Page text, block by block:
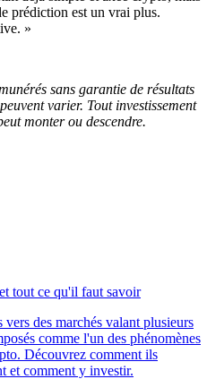
prédiction est un vrai plus.
»
sans garantie de résultats
varier. Tout investissement
monter ou descendre.
tout ce qu'il faut savoir
des marchés valant plusieurs
comme l'un des phénomènes
Découvrez comment ils
et comment y investir.